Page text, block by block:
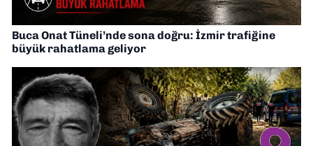
Buca Onat Tüneli’nde sona doğru: İzmir trafiğine
büyük rahatlama geliyor